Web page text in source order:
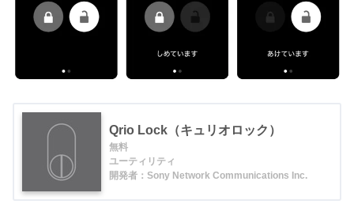
Qrio Lock（キュリオロック）
無料
ユーティリティ
開発者：Sony Network Communications Inc.